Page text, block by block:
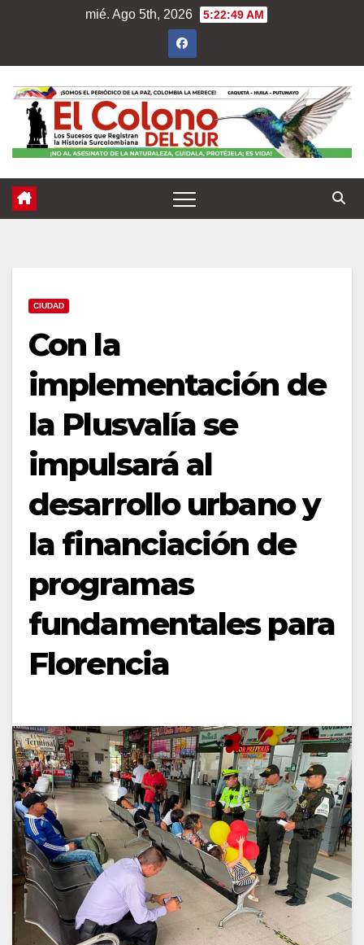
mié. Ago 5th, 2026 5:22:51 AM
CIUDAD
Con la
implementación de
la Plusvalía se
impulsará al
desarrollo urbano y
la financiación de
programas
fundamentales para
Florencia